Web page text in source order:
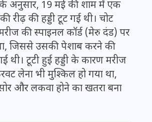
के अनुसार, 19 मई की शाम में एक
रीढ़ की हड्डी टूट गई थी। चोट
की स्पाइनल कॉर्ड (मेरु दंड) पर
जिससे उसकी पेशाब करने की
गई थी। टूटी हुई हड्डी के कारण मरीज
लेना भी मुश्किल हो गया था,
और लकवा होने का खतरा बना